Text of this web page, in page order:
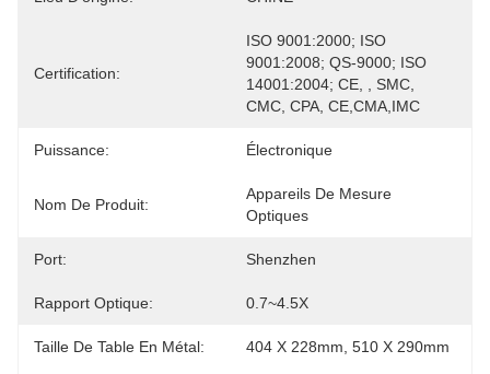
Certification:
ISO 9001:2000; ISO
9001:2008; QS-9000; ISO
14001:2004; CE, , SMC,
CMC, CPA, CE,CMA,IMC
Puissance: Électronique
Nom De Produit:
Appareils De Mesure
Optiques
Port: Shenzhen
Rapport Optique: 0.7~4.5X
Taille De Table En Métal: 404 X 228mm, 510 X 290mm